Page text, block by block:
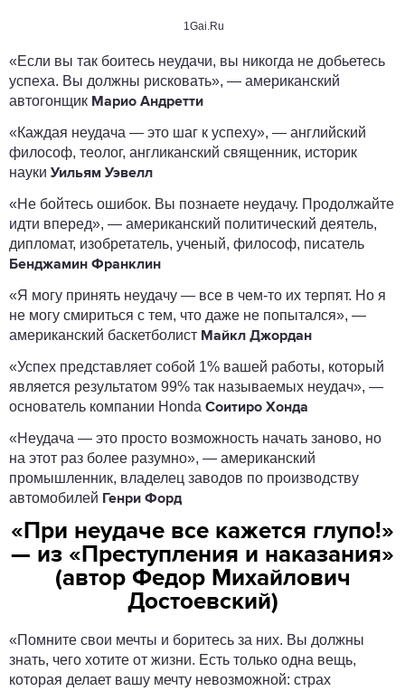
1Gai.Ru
«Если вы так боитесь неудачи, вы никогда не добьетесь
успеха. Вы должны рисковать», — американский
автогонщик Марио Андретти
«Каждая неудача — это шаг к успеху», — английский
философ, теолог, англиканский священник, историк
науки Уильям Уэвелл
«Не бойтесь ошибок. Вы познаете неудачу. Продолжайте
идти вперед», — американский политический деятель,
дипломат, изобретатель, ученый, философ, писатель
Бенджамин Франклин
«Я могу принять неудачу — все в чем-то их терпят. Но я
не могу смириться с тем, что даже не попытался», —
американский баскетболист Майкл Джордан
«Успех представляет собой 1% вашей работы, который
является результатом 99% так называемых неудач», —
основатель компании Honda Соитиро Хонда
«Неудача — это просто возможность начать заново, но
на этот раз более разумно», — американский
промышленник, владелец заводов по производству
автомобилей Генри Форд
«При неудаче все кажется глупо!»
— из «Преступления и наказания»
(автор Федор Михайлович
Достоевский)
«Помните свои мечты и боритесь за них. Вы должны
знать, чего хотите от жизни. Есть только одна вещь,
которая делает вашу мечту невозможной: страх